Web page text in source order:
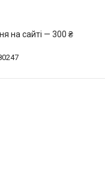
на сайті — 300 ₴